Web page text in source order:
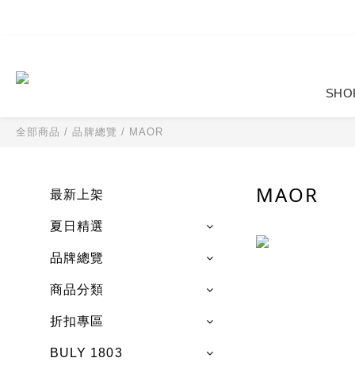
全部商品 /品牌總覽 / MAOR
最新上架
夏日精選
品牌總覽
商品分類
折扣專區
BULY 1803
MAOR